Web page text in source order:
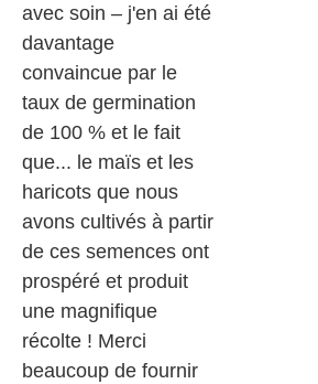
avec soin – j'en ai été
davantage
convaincue par le
taux de germination
de 100 % et le fait
que... le maïs et les
haricots que nous
avons cultivés à partir
de ces semences ont
prospéré et produit
une magnifique
récolte ! Merci
beaucoup de fournir